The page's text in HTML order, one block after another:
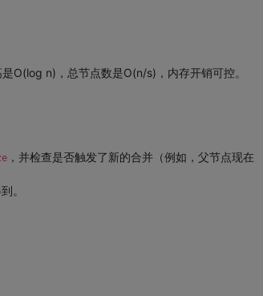
O(log n)，总节点数是O(n/s)，内存开销可控。
，并检查是否触发了新的合并（例如，父节点现在
。